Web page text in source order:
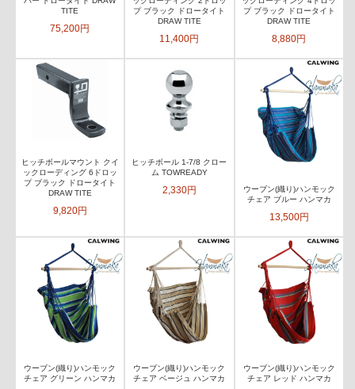
TITE
75,200円
プ ブラック ドロータイト
DRAW TITE
11,400円
プ ブラック ドロータイト
DRAW TITE
8,880円
ヒッチボールマウント クイ
ックローディング 6ドロッ
プ ブラック ドロータイト
DRAW TITE
9,820円
ヒッチボール 1-7/8 クロー
ム TOWREADY
2,330円
ウーブン(織り)ハンモック
チェア ブルー ハンマカ
13,500円
ウーブン(織り)ハンモック
チェア グリーン ハンマカ
ウーブン(織り)ハンモック
チェア ベージュ ハンマカ
ウーブン(織り)ハンモック
チェア レッド ハンマカ